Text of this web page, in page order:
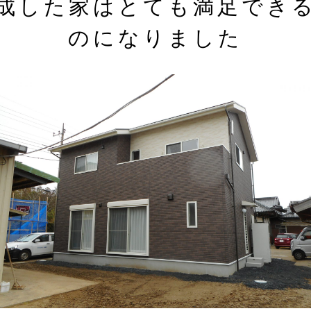
した家はとても満足でき
のになりました